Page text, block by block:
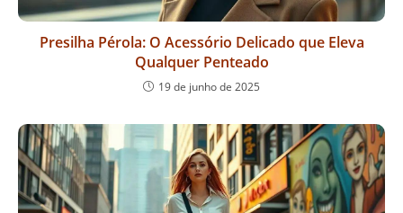
Presilha Pérola: O Acessório Delicado que Eleva
Qualquer Penteado
19 de junho de 2025